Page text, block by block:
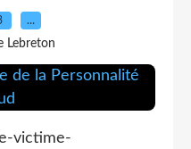
…
Lebreton
victime-